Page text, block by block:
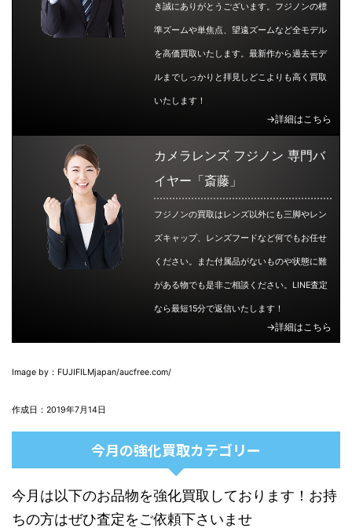
き誠にありがとうございます。フジノンの標
準ズームや単焦点、望遠ズームなど全モデル
を高価買取いたします。最新作から過去モデ
ルまでしっかりと拝見しどこよりも高く買取
いたします！
→詳細はこちら
カメラレンズ フジノン 専門バ
イヤー「斎藤」
フジノンの買取はレンズ以外にも三脚やレン
ズキャップ、レンズフードなど何でもお任せ
ください。また付属品がないものや状態に難
がある物でも是非ご相談ください。LINE査定
なら最短15分で返信いたします！
→詳細はこちら
Image by：FUJIFILMjapan/aucfree.com/
作成日：2019年7月14日
今月の強化買取カテゴリー
今月は以下のお品物を強化買取しております！お持
ちの方はぜひ査定をご依頼下さいませ